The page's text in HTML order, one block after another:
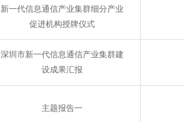
新一代信息通信产业集群细分产业
促进机构授牌仪式
深圳市新一代信息通信产业集群建
设成果汇报
主题报告一